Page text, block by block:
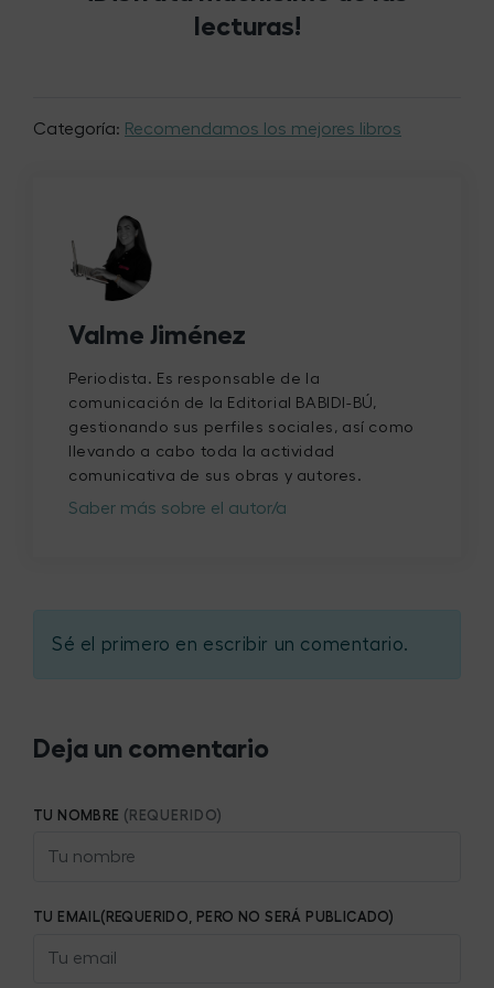
lecturas!
Categoría: Recomendamos los mejores libros
Valme Jiménez
Periodista. Es responsable de la
comunicación de la Editorial BABIDI-BÚ,
gestionando sus perfiles sociales, así como
llevando a cabo toda la actividad
comunicativa de sus obras y autores.
Saber más sobre el autor/a
Sé el primero en escribir un comentario.
Deja un comentario
TU NOMBRE (REQUERIDO)
TU EMAIL(REQUERIDO, PERO NO SERÁ PUBLICADO)